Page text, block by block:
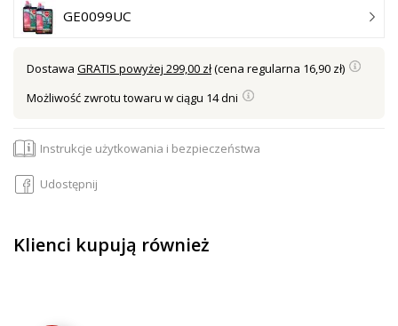
GE0099UC
Dostawa GRATIS powyżej 299,00 zł(cena regularna 16,90 zł)
Możliwość zwrotu towaru w ciągu 14 dni
Instrukcje użytkowania i bezpieczeństwa
Udostępnij
Klienci kupują również